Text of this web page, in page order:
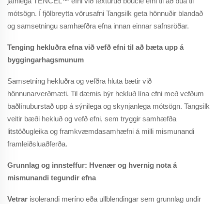
mótsögn. Í fjölbreytta vörusafni Tangsilk geta hönnuðir blandað
og samsetningu samhæfðra efna innan einnar safnsröðar.
Tenging hekluðra efna við vefð efni til að bæta upp á
byggingarhagsmunum
Samsetning hekluðra og vefðra hluta bætir við
hönnunarverðmæti. Til dæmis býr hekluð lína efni með vefðum
baðlínuburstað upp á sýnilega og skynjanlega mótsögn. Tangsilk
veitir bæði hekluð og vefð efni, sem tryggir samhæfða
litstöðugleika og framkvæmdasamhæfni á milli mismunandi
framleiðsluaðferða.
Grunnlag og innsteffur: Hvenær og hvernig nota á
mismunandi tegundir efna
Vetrar isolerandi meríno eða ullblendingar sem grunnlag undir